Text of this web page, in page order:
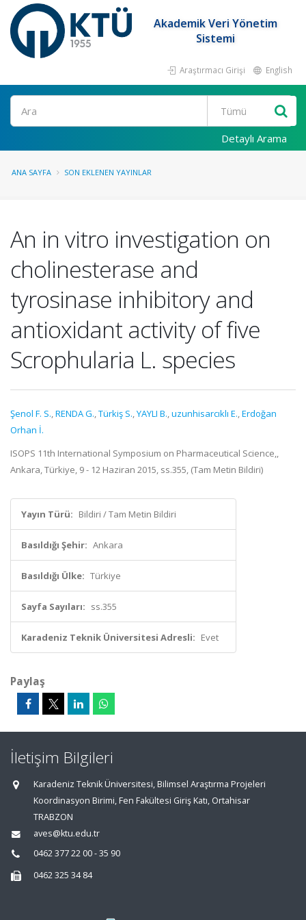
Akademik Veri Yönetim
Sistemi
Araştırmacı Girişi English
Ara
Detaylı Arama
ANA SAYFA SON EKLENEN YAYINLAR
An in vitro investigation on
cholinesterase and
tyrosinase inhibitory and
antioxidant activity of five
Scrophularia L. species
Şenol F. S.,RENDA G.,Türkiş S.,YAYLI B.,uzunhisarcıklı E.,Erdoğan
Orhan İ.
ISOPS 11th International Symposium on Pharmaceutical Science,,
Ankara, Türkiye, 9 - 12 Haziran 2015, ss.355, (Tam Metin Bildiri)
Yayın Türü: Bildiri / Tam Metin Bildiri
Basıldığı Şehir: Ankara
Basıldığı Ülke: Türkiye
Sayfa Sayıları: ss.355
Karadeniz Teknik Üniversitesi Adresli: Evet
Paylaş
İletişim Bilgileri
Karadeniz Teknik Üniversitesi, Bilimsel Araştırma Projeleri
Koordinasyon Birimi, Fen Fakültesi Giriş Katı, Ortahisar
TRABZON
aves@ktu.edu.tr
0462 377 22 00 - 35 90
0462 325 34 84